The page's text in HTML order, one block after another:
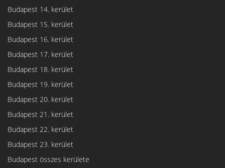
Budapest 14. kerület
Budapest 15. kerület
Budapest 16. kerület
Budapest 17. kerület
Budapest 18. kerület
Budapest 19. kerület
Budapest 20. kerület
Budapest 21. kerület
Budapest 22. kerület
Budapest 23. kerület
Budapest összes kerülete